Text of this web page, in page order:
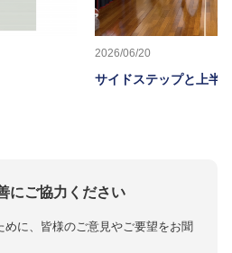
2026/06/20
サイドステップと上半
にご協力ください
に、皆様のご意見やご要望をお聞